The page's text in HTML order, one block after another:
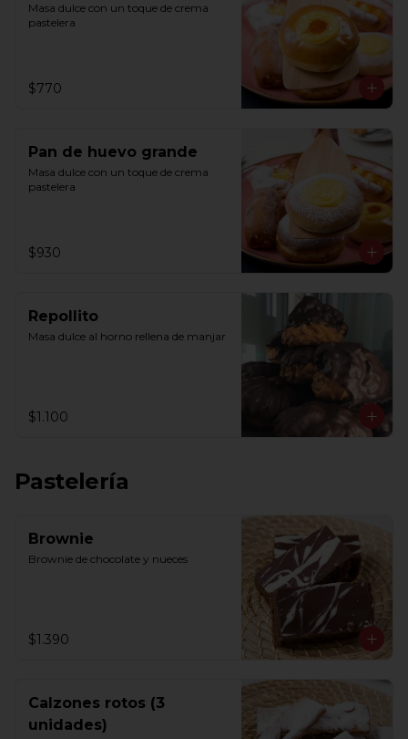
Masa dulce con un toque de crema
pastelera
$770
Pan de huevo grande
Masa dulce con un toque de crema
pastelera
$930
Repollito
Masa dulce al horno rellena de manjar
$1.100
Pastelería
Brownie
Brownie de chocolate y nueces
$1.390
Calzones rotos (3
unidades)